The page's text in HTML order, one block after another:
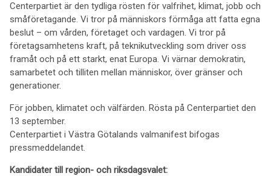
Centerpartiet är den tydliga rösten för valfrihet, klimat, jobb och
småföretagande. Vi tror på människors förmåga att fatta egna
beslut – om vården, företaget och vardagen. Vi tror på
företagsamhetens kraft, på teknikutveckling som driver oss
framåt och på ett starkt, enat Europa. Vi värnar demokratin,
samarbetet och tilliten mellan människor, över gränser och
generationer.
För jobben, klimatet och välfärden. Rösta på Centerpartiet den
13 september.
Centerpartiet i Västra Götalands valmanifest bifogas
pressmeddelandet.
Kandidater till region- och riksdagsvalet: